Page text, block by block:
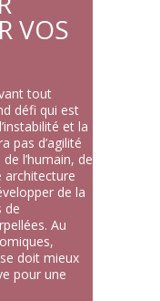
VOS
tout
défi qui est
et la
pas d’agilité
l’humain, de
architecture
de la
de
Au
doit mieux
pour une